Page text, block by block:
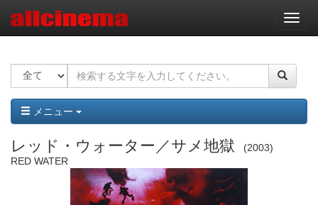
ナ
ビ
ー
ョ
ン
メニュー
レッド・ウォーター／サメ地獄
2003
RED WATER